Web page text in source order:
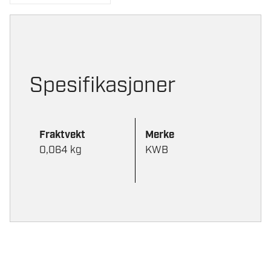
Spesifikasjoner
Fraktvekt
0,064 kg
Merke
KWB